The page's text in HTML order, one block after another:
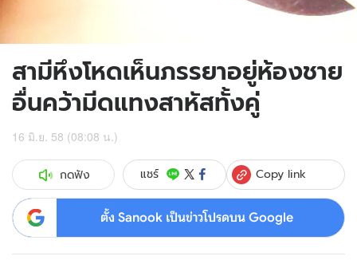
สามีหึงโหดเห็นภรรยาอยู่ห้องชาย
อื่นคว้ามีดแทงสาหัสทั้งคู่
16 มิ.ย. 58 (08:08 น.)
กดฟัง แชร์ Copy link
ตั้ง Sanook เป็นข่าวโปรดบน Google